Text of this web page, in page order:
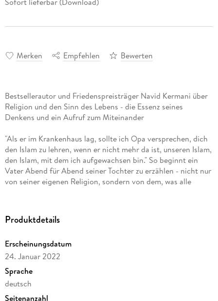
Merken Empfehlen Bewerten
Bestsellerautor und Friedenspreisträger Navid Kermani über
Religion und den Sinn des Lebens - die Essenz seines
Denkens und ein Aufruf zum Miteinander
"Als er im Krankenhaus lag, sollte ich Opa versprechen, dich
den Islam zu lehren, wenn er nicht mehr da ist, unseren Islam,
den Islam, mit dem ich aufgewachsen bin." So beginnt ein
Vater Abend für Abend seiner Tochter zu erzählen - nicht nur
von seiner eigenen Religion, sondern von dem, was alle
ist nicht nur Verzauberung und literarisches Meisterstück,
sondern ein wahrer Erkenntnisgewinn, gerade weil Navid
unserer Ratlosigkeit einen Ausdruck gibt. Und weil seine
Sprache, seine Offenheit, sein Wissen aus zwei Kulturen
einzigartig sind, so hell und so tief.
Produktdetails
Erscheinungsdatum
24. Januar 2022
Sprache
deutsch
Seitenanzahl